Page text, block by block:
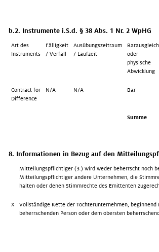
b.2. Instrumente i.S.d. § 38 Abs. 1 Nr. 2 WpHG
Art des
Instruments
Fälligkeit
/ Verfall
Ausübungszeitraum
/ Laufzeit
Barausgleich
oder
physische
Abwicklung
Contract for
Difference
N/A N/A Bar
Summe
8. Informationen in Bezug auf den
Mitteilungspflichtiger (3.) wird weder beherrscht noch
Mitteilungspflichtiger andere Unternehmen, die
halten oder denen Stimmrechte des Emittenten
X
Vollständige Kette der Tochterunternehmen, beginnend
beherrschenden Person oder dem obersten